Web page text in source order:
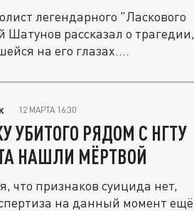
легендарного "Ласкового
рассказал о трагедии,
на его глазах....
12 МАРТА 16:30
УБИТОГО РЯДОМ С НГТУ
НАШЛИ МЁРТВОЙ
что признаков суицида нет,
на данный момент ещё